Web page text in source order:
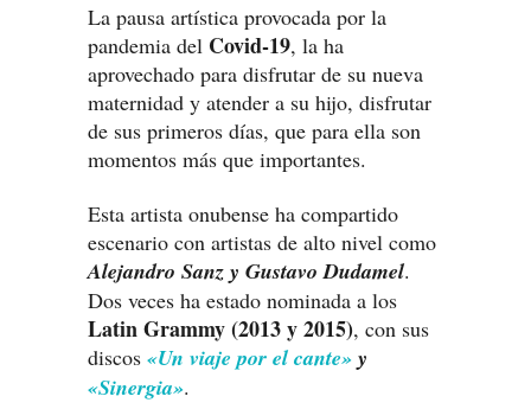
La pausa artística provocada por la
pandemia del Covid-19, la ha
aprovechado para disfrutar de su nueva
maternidad y atender a su hijo, disfrutar
de sus primeros días, que para ella son
momentos más que importantes.
Esta artista onubense ha compartido
escenario con artistas de alto nivel como
Alejandro Sanz y Gustavo Dudamel.
Dos veces ha estado nominada a los
Latin Grammy (2013 y 2015), con sus
discos «Un viaje por el cante» y
«Sinergia».